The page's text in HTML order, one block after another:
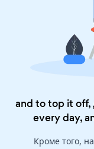
and to top it off,
every day,
Кроме того,